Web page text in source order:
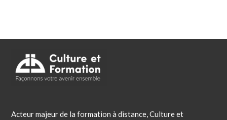
Acteur majeur de la formation à distance, Culture et